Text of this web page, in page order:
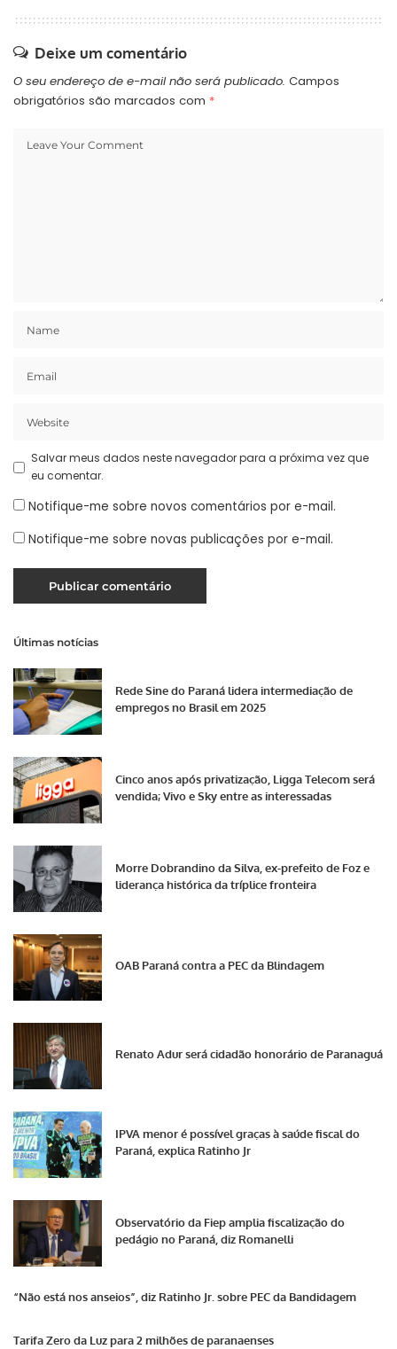
Deixe um comentário
O seu endereço de e-mail não será publicado. Campos
obrigatórios são marcados com *
Salvar meus dados neste navegador para a próxima vez que
eu comentar.
Notifique-me sobre novos comentários por e-mail.
Notifique-me sobre novas publicações por e-mail.
Últimas notícias
Rede Sine do Paraná lidera intermediação de
empregos no Brasil em 2025
Cinco anos após privatização, Ligga Telecom será
vendida; Vivo e Sky entre as interessadas
Morre Dobrandino da Silva, ex-prefeito de Foz e
liderança histórica da tríplice fronteira
OAB Paraná contra a PEC da Blindagem
Renato Adur será cidadão honorário de Paranaguá
IPVA menor é possível graças à saúde fiscal do
Paraná, explica Ratinho Jr
Observatório da Fiep amplia fiscalização do
pedágio no Paraná, diz Romanelli
“Não está nos anseios”, diz Ratinho Jr. sobre PEC da Bandidagem
Tarifa Zero da Luz para 2 milhões de paranaenses